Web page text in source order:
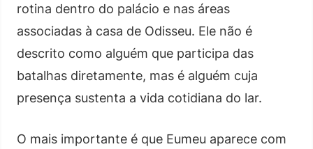
rotina dentro do palácio e nas áreas
associadas à casa de Odisseu. Ele não é
descrito como alguém que participa das
batalhas diretamente, mas é alguém cuja
presença sustenta a vida cotidiana do lar.
O mais importante é que Eumeu aparece com